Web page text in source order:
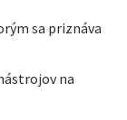
sa priznáva
na